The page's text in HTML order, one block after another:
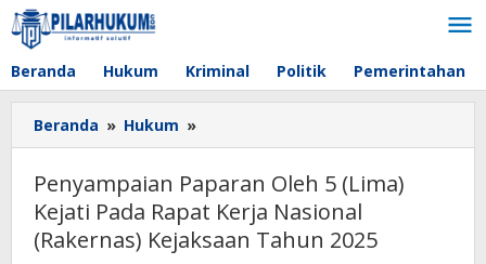
Lewati
ke
konten
Beranda Hukum Kriminal Politik Pemerintahan
Beranda » Hukum »
Paparan
5
(Lima)
Kejati
Penyampaian Paparan Oleh 5 (Lima)
Kejati Pada Rapat Kerja Nasional
(Rakernas) Kejaksaan Tahun 2025